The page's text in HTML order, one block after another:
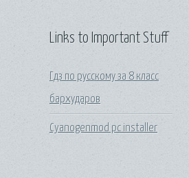
Links to Important Stuff
Гдз по русскому за 8 класс
бархударов
Cyanogenmod pc installer